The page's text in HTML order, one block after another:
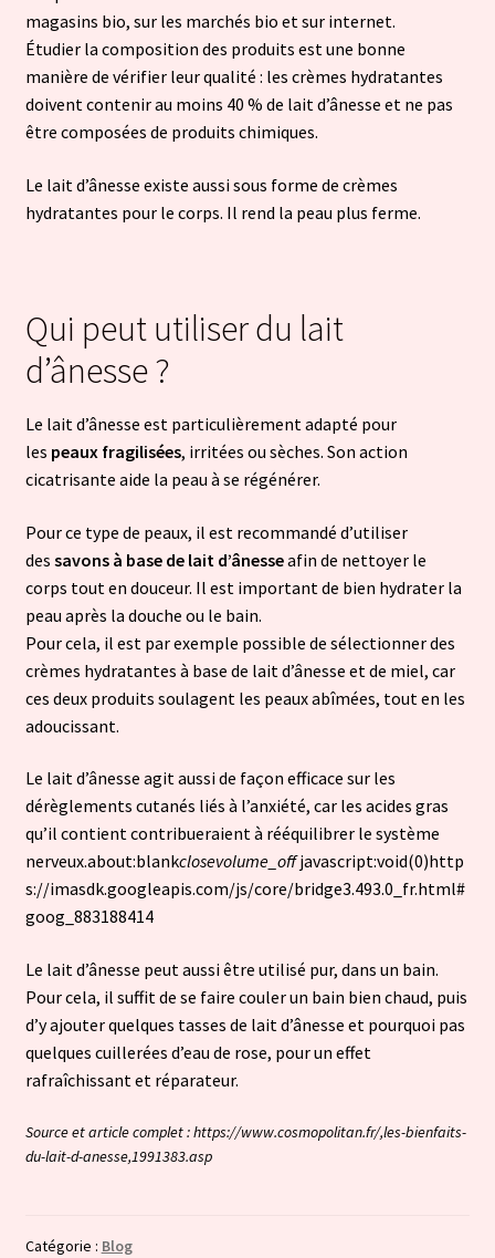
magasins bio, sur les marchés bio et sur internet.
Étudier la composition des produits est une bonne
manière de vérifier leur qualité : les crèmes hydratantes
doivent contenir au moins 40 % de lait d’ânesse et ne pas
être composées de produits chimiques.
Le lait d’ânesse existe aussi sous forme de crèmes
hydratantes pour le corps. Il rend la peau plus ferme.
Qui peut utiliser du lait
d’ânesse ?
Le lait d’ânesse est particulièrement adapté pour
les peaux fragilisées, irritées ou sèches. Son action
cicatrisante aide la peau à se régénérer.
Pour ce type de peaux, il est recommandé d’utiliser
des savons à base de lait d’ânesseafin de nettoyer le
corps tout en douceur. Il est important de bien hydrater la
peau après la douche ou le bain.
Pour cela, il est par exemple possible de sélectionner des
crèmes hydratantes à base de lait d’ânesse et de miel, car
ces deux produits soulagent les peaux abîmées, tout en les
adoucissant.
Le lait d’ânesse agit aussi de façon efficace sur les
dérèglements cutanés liés à l’anxiété, car les acides gras
qu’il contient contribueraient à rééquilibrer le système
nerveux.about:blankclosevolume_offjavascript:void(0)http
s://imasdk.googleapis.com/js/core/bridge3.493.0_fr.html#
goog_883188414
Le lait d’ânesse peut aussi être utilisé pur, dans un bain.
Pour cela, il suffit de se faire couler un bain bien chaud, puis
d’y ajouter quelques tasses de lait d’ânesse et pourquoi pas
quelques cuillerées d’eau de rose, pour un effet
rafraîchissant et réparateur.
Source et article complet : https://www.cosmopolitan.fr/,les-bienfaits-
du-lait-d-anesse,1991383.asp
Catégorie : Blog